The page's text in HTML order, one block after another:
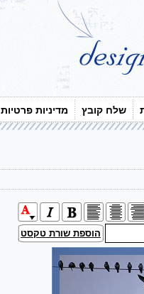
שלח קובץ מדיניות פרטיות
הוספת שורת טקסט